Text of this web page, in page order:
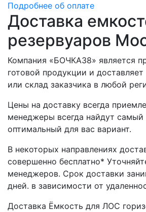
Подробнее об оплате
Доставка
резервуаров
Компания «БОЧКА38» является
готовой продукции и
или склад заказчика в любой
Цены на доставку всегда
менеджеры всегда найдут самый
оптимальный для вас вариант.
В некоторых направлениях
совершенно бесплатно*
менеджеров. Срок доставки
дней. в зависимости от
Доставка Ёмкость для ЛОС